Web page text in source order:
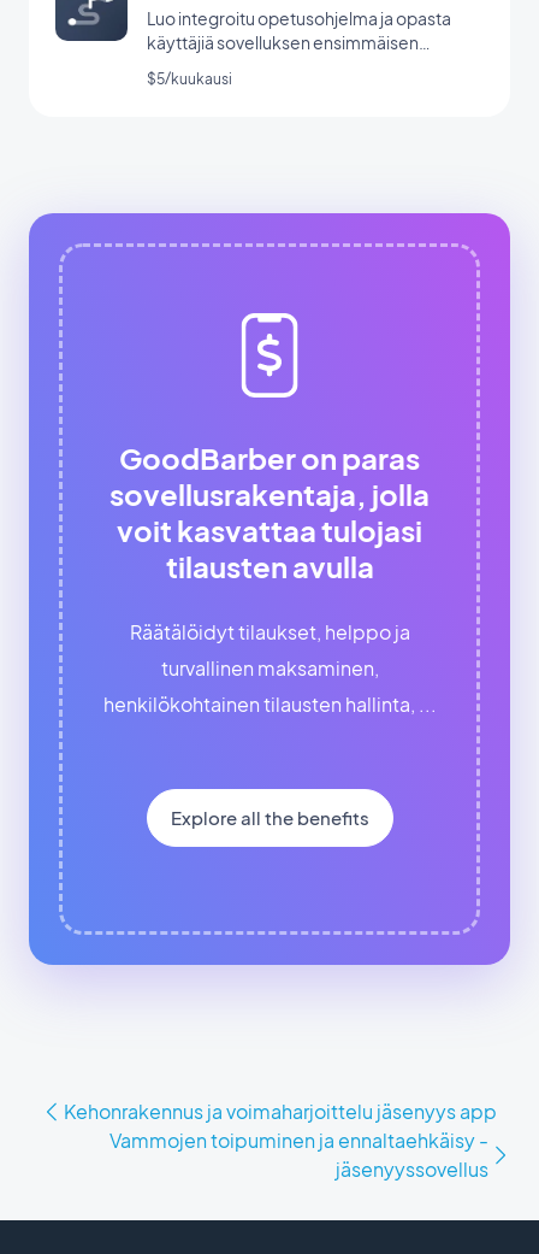
Luo integroitu opetusohjelma ja opasta
käyttäjiä sovelluksen ensimmäisen
käynnistyksen aikana.
$5/kuukausi
GoodBarber on paras
sovellusrakentaja, jolla
voit kasvattaa tulojasi
tilausten avulla
Räätälöidyt tilaukset, helppo ja
turvallinen maksaminen,
henkilökohtainen tilausten hallinta, ...
Explore all the benefits
Kehonrakennus ja voimaharjoittelu jäsenyys app
Vammojen toipuminen ja ennaltaehkäisy -
jäsenyyssovellus